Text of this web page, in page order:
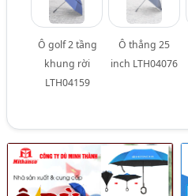
Ô golf 2 tầng
khung rời
LTH04159
Ô thẳng 25
inch LTH04076